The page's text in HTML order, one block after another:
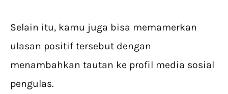
Selain itu, kamu juga bisa memamerkan
ulasan positif tersebut dengan
menambahkan tautan ke profil media sosial
pengulas.